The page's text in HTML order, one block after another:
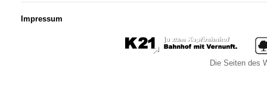
Impressum
Die Seiten des